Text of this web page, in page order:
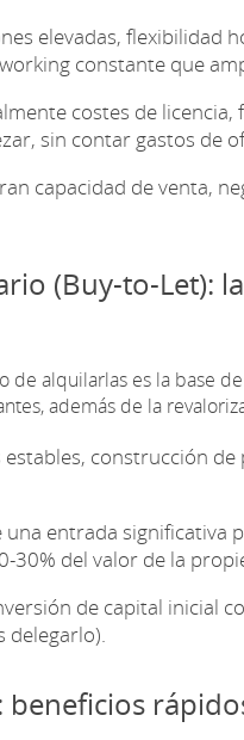
elevadas, flexibilidad
constante que
costes de
sin contar gastos de
capacidad de venta,
(Buy-to-Let):
alquilarlas es la base
además de la
construcción
entrada significativa
30% del valor de la
de capital inicial
delegarlo).